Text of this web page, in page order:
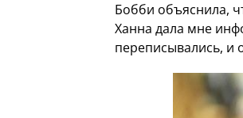
Бобби объяснила,
Ханна дала мне
переписывались, и